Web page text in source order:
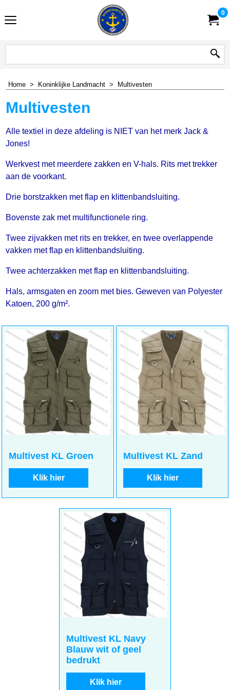
0
Home > Koninklijke Landmacht > Multivesten
Multivesten
Alle textiel in deze afdeling is NIET van het merk Jack &
Jones!
Werkvest met meerdere zakken en V-hals. Rits met trekker
aan de voorkant.
Drie borstzakken met flap en klittenbandsluiting.
Bovenste zak met multifunctionele ring.
Twee zijvakken met rits en trekker, en twee overlappende
vakken met flap en klittenbandsluiting.
Twee achterzakken met flap en klittenbandsluiting.
Hals, armsgaten en zoom met bies. Geweven van Polyester
Katoen, 200 g/m².
Multivest KL Groen
Klik hier
Multivest KL Zand
Klik hier
Multivest KL Navy
Blauw wit of geel
bedrukt
Klik hier